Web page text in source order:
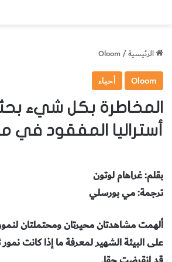
الرئيسية/
Oloom
Oloom أحياء
المخاطرة بكل شيء
أستراليا المفقود في
بقلم: غراهام لوتون
ترجمة: مي بورسلي
ألهمت مشاهدتان محيرتان ومحتملتان